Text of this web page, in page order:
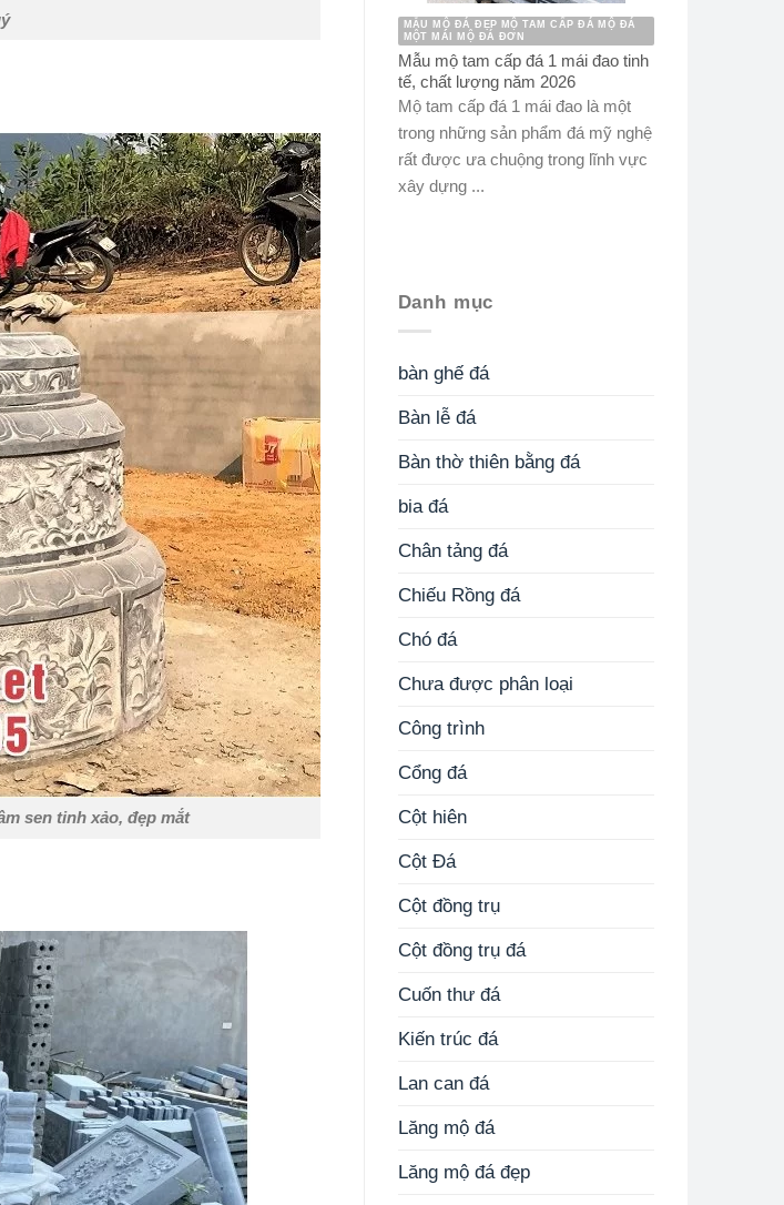
sen tinh xảo, đẹp mắt
MẪU MỘ ĐÁ ĐẸP MỘ TAM CẤP ĐÁ MỘ ĐÁ
MỘT MÁI MỘ ĐÁ ĐƠN
Mẫu mộ tam cấp đá 1 mái đao tinh
tế, chất lượng năm 2026
Mộ tam cấp đá 1 mái đao là một
trong những sản phẩm đá mỹ nghệ
rất được ưa chuộng trong lĩnh vực
xây dựng ...
Danh mục
bàn ghế đá
Bàn lễ đá
Bàn thờ thiên bằng đá
bia đá
Chân tảng đá
Chiếu Rồng đá
Chó đá
Chưa được phân loại
Công trình
Cổng đá
Cột hiên
Cột Đá
Cột đồng trụ
Cột đồng trụ đá
Cuốn thư đá
Kiến trúc đá
Lan can đá
Lăng mộ đá
Lăng mộ đá đẹp